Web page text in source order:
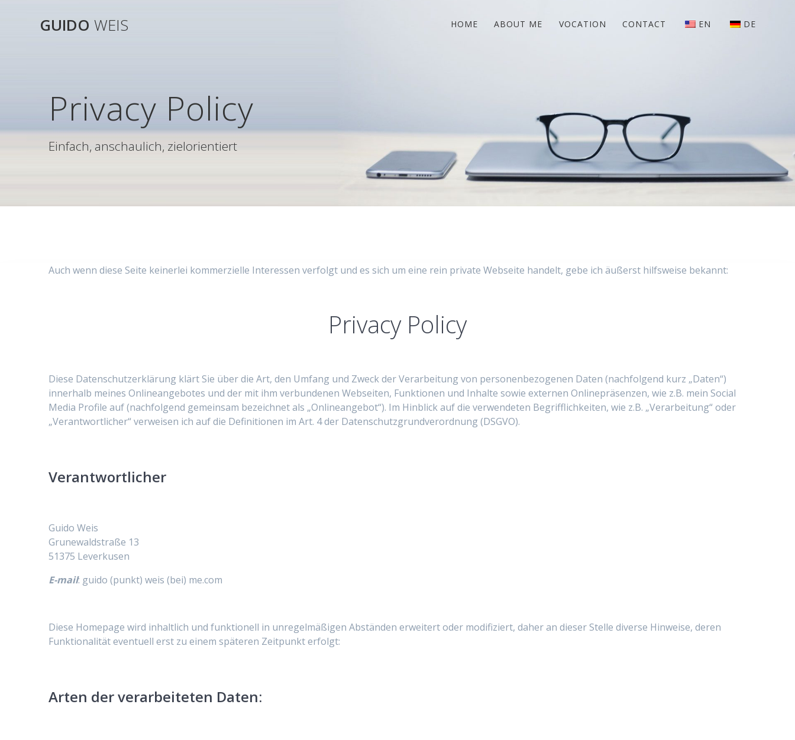
GUIDO WEIS HOME ABOUT ME VOCATION CONTACT EN DE
Privacy Policy
Einfach, anschaulich, zielorientiert
Auch wenn diese Seite keinerlei kommerzielle Interessen verfolgt und es sich um eine rein private Webseite handelt, gebe ich äußerst hilfsweise bekannt:
Privacy Policy
Diese Datenschutzerklärung klärt Sie über die Art, den Umfang und Zweck der Verarbeitung von personenbezogenen Daten (nachfolgend kurz „Daten“)
innerhalb meines Onlineangebotes und der mit ihm verbundenen Webseiten, Funktionen und Inhalte sowie externen Onlinepräsenzen, wie z.B. mein Social
Media Profile auf (nachfolgend gemeinsam bezeichnet als „Onlineangebot“). Im Hinblick auf die verwendeten Begrifflichkeiten, wie z.B. „Verarbeitung“ oder
„Verantwortlicher“ verweisen ich auf die Definitionen im Art. 4 der Datenschutzgrundverordnung (DSGVO).
Verantwortlicher
Guido Weis
Grunewaldstraße 13
51375 Leverkusen
E-mail: guido (punkt) weis (bei) me.com
Diese Homepage wird inhaltlich und funktionell in unregelmäßigen Abständen erweitert oder modifiziert, daher an dieser Stelle diverse Hinweise, deren
Funktionalität eventuell erst zu einem späteren Zeitpunkt erfolgt:
Arten der verarbeiteten Daten: